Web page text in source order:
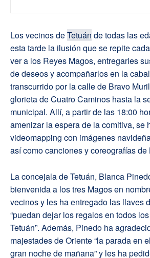
Los vecinos deTetuán de todas las
esta tarde la ilusión que se repite
ver a los Reyes Magos, entregarles
de deseos y acompañarlos en la
transcurrido por la calle de Bravo
glorieta de Cuatro Caminos hasta la
municipal. Allí, a partir de las 18:00
amenizar la espera de la comitiva, se
videomapping con imágenes
así como canciones y coreografías de
La concejala de Tetuán, Blanca
bienvenida a los tres Magos en
vecinos y les ha entregado las llaves
“puedan dejar los regalos en todos
Tetuán”. Además, Pinedo ha
majestades de Oriente “la parada en
gran noche de mañana” y les ha